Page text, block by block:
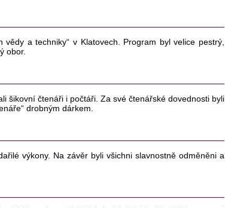
vědy a techniky“ v Klatovech. Program byl velice pestrý,
obor.
šikovní čtenáři i počtáři. Za své čtenářské dovednosti byli
drobným dárkem.
výkony. Na závěr byli všichni slavnostně odměněni a